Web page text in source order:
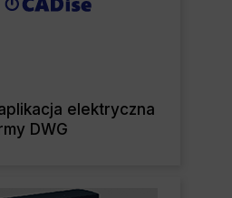
elektryczna
DWG
Read More